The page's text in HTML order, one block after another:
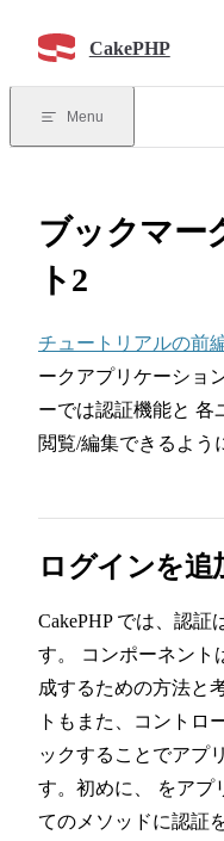
CakePHP
Menu
ブックマー
ト2
チュートリアルの前
ークアプリケーショ
ーでは認証機能と 各
閲覧/編集できるよう
ログインを追
CakePHP では、認証
す。 コンポーネント
成するための方法と
トもまた、コントロ
ックすることでアプ
す。初めに、 をアプ
てのメソッドに認証